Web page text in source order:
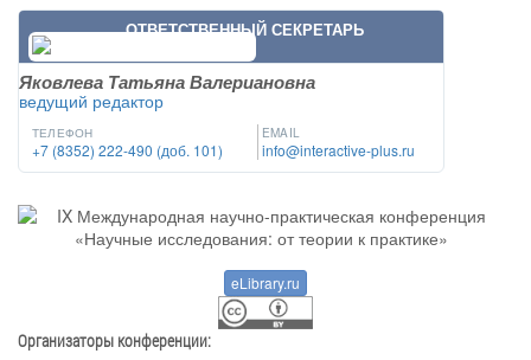
ОТВЕТСТВЕННЫЙ СЕКРЕТАРЬ
Яковлева Татьяна Валериановна
ведущий редактор
ТЕЛЕФОН
+7 (8352) 222-490 (доб. 101)
EMAIL
info@interactive-plus.ru
eLibrary.ru
Организаторы конференции: